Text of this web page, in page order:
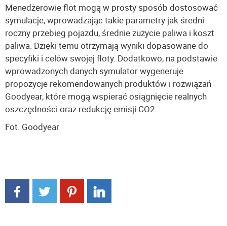
Menedżerowie flot mogą w prosty sposób dostosować
symulacje, wprowadzając takie parametry jak średni
roczny przebieg pojazdu, średnie zużycie paliwa i koszt
paliwa. Dzięki temu otrzymają wyniki dopasowane do
specyfiki i celów swojej floty. Dodatkowo, na podstawie
wprowadzonych danych symulator wygeneruje
propozycje rekomendowanych produktów i rozwiązań
Goodyear, które mogą wspierać osiągnięcie realnych
oszczędności oraz redukcję emisji CO2.
Fot. Goodyear